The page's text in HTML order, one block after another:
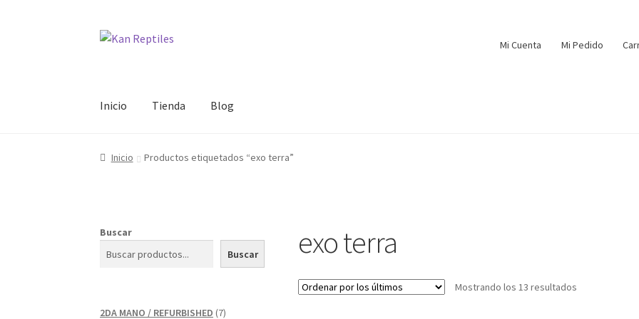
Ir
Ir
Mi Cuenta Mi Pedido
Inicio Tienda Blog
Inicio Productos etiquetados “exo terra”
exo terra
Mostrando los 13 resultados
Buscar
Buscar
2DA MANO / REFURBISHED 77